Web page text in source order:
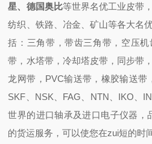
星、德国奥比等世界名优工业皮带
纺织、铁路、冶金、矿山等各大名
括： 三角带，带齿三角带，空压
带，水塔带，冷却塔皮带，同步带
龙网带，PVC输送带，橡胶输送带
SKF、NSK、FAG、NTN、IKO、
世界的进口轴承及进口电子仪器，
的货运服务，可以使您在zui短的时